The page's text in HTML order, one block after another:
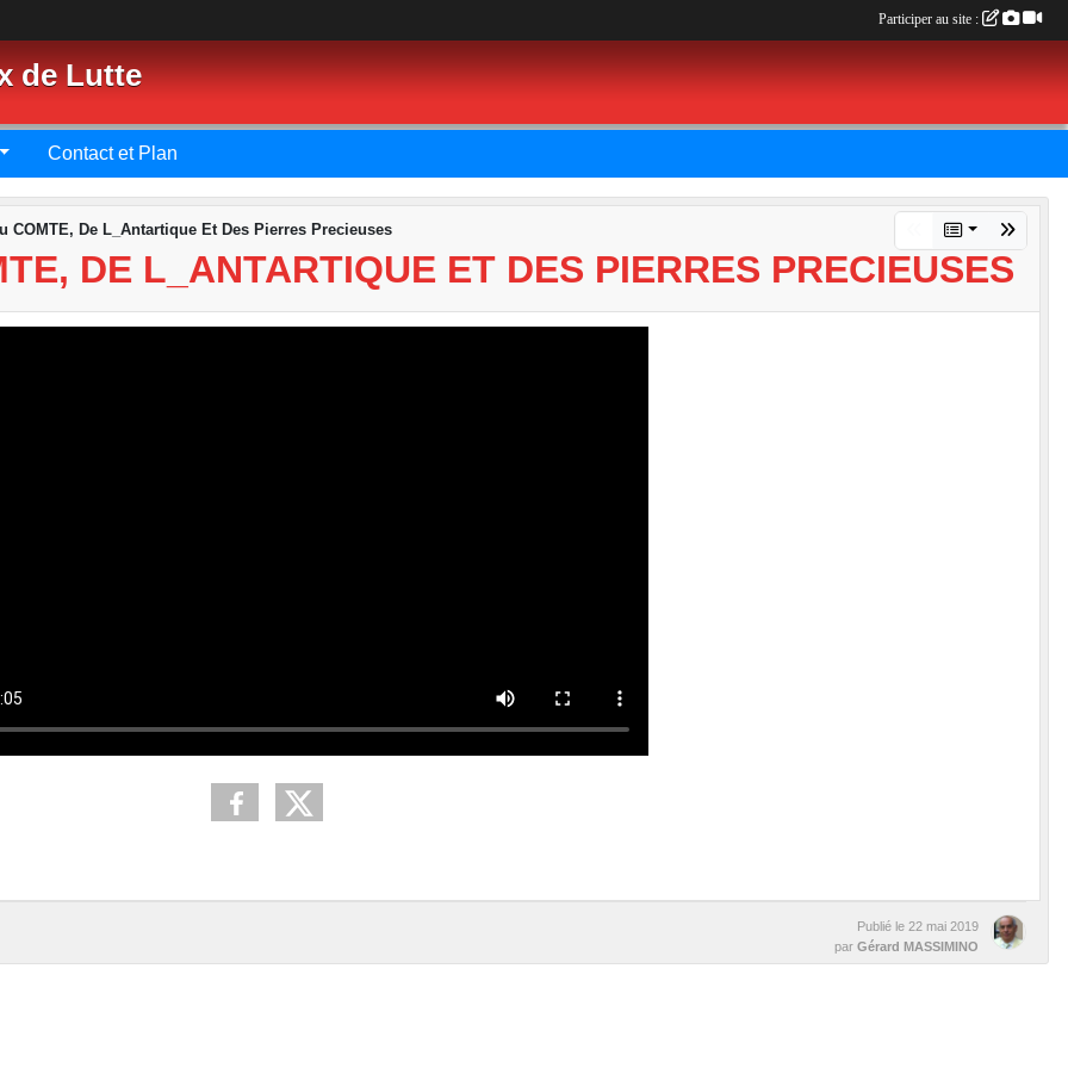
de Lutte
Contact et Plan
COMTE, De L_Antartique Et Des Pierres Precieuses
DE L_ANTARTIQUE ET DES PIERRES PRECIEUSES
Publié le 22 mai 2019
par Gérard MASSIMINO
Participer au site :